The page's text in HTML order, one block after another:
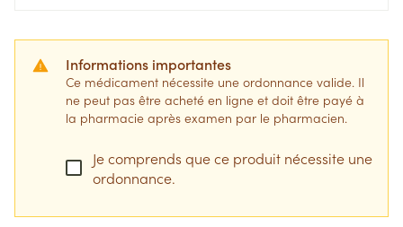
Informations importantes
Ce médicament nécessite une ordonnance valide. Il
ne peut pas être acheté en ligne et doit être payé à
la pharmacie après examen par le pharmacien.
Je comprends que ce produit nécessite une
ordonnance.